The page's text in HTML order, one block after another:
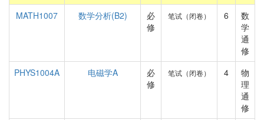
MATH1007
数学分析(B2)
必
修
笔试（闭卷） 6
数
学
通
修
PHYS1004A
电磁学A
必
修
笔试（闭卷） 4
物
理
通
修